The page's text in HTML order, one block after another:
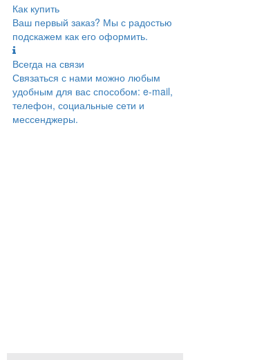
Как купить
Ваш первый заказ? Мы с радостью
подскажем как его оформить.
Всегда на связи
Связаться с нами можно любым
удобным для вас способом: e-mail,
телефон, социальные сети и
мессенджеры.